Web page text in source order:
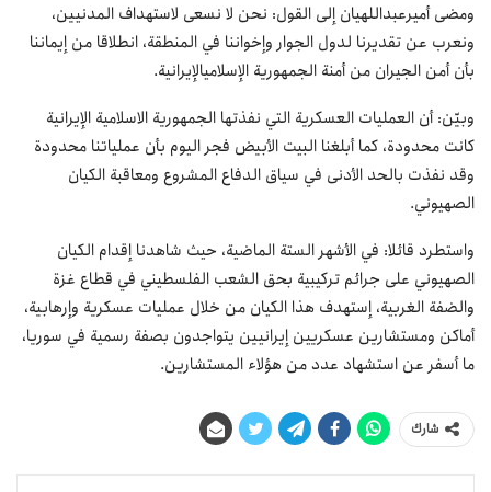
ومضى أميرعبداللهيان إلى القول: نحن لا نسعى لاستهداف المدنيين،
ونعرب عن تقديرنا لدول الجوار وإخواننا في المنطقة، انطلاقا من إيماننا
بأن أمن الجيران من أمنة الجمهورية الإسلاميالإيرانية.
وبيّن: أن العمليات العسكرية التي نفذتها الجمهورية الاسلامية الإيرانية
كانت محدودة، كما أبلغنا البيت الأبيض فجر اليوم بأن عملياتنا محدودة
وقد نفذت بالحد الأدنى في سياق الدفاع المشروع ومعاقبة الكيان
الصهيوني.
واستطرد قائلا: في الأشهر الستة الماضية، حيث شاهدنا إقدام الكيان
الصهيوني على جرائم تركيبية بحق الشعب الفلسطيني في قطاع غزة
والضفة الغربية، إستهدف هذا الكيان من خلال عمليات عسكرية وإرهابية،
أماكن ومستشارين عسكريين إيرانيين يتواجدون بصفة رسمية في سوريا،
ما أسفر عن استشهاد عدد من هؤلاء المستشارين.
شارك